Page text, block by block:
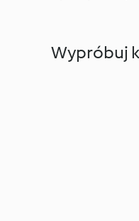
Wypróbuj